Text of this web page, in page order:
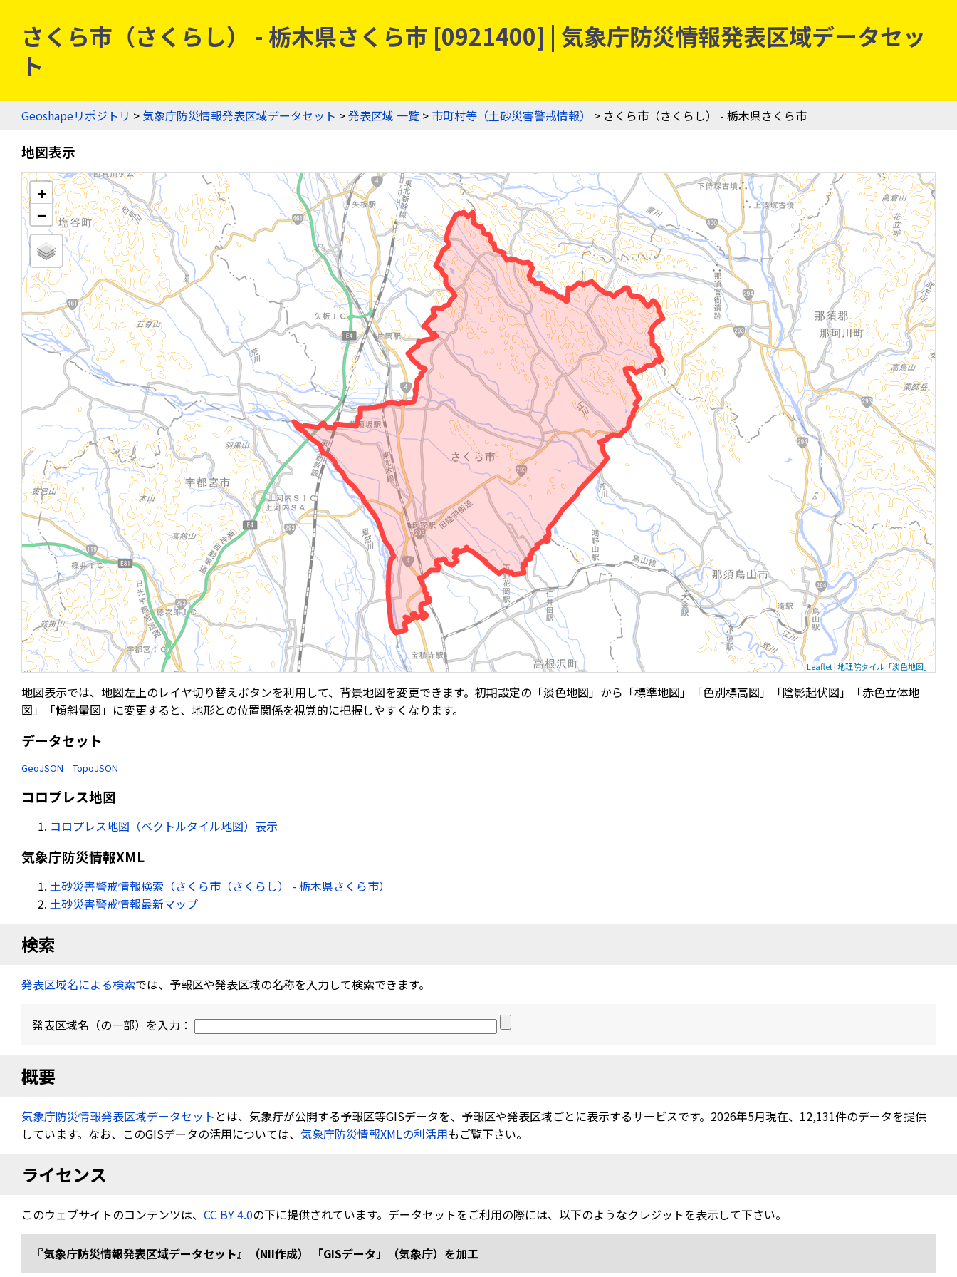
さくら市（さくらし） - 栃木県さくら市 [0921400] | 気象庁防災情報発表区域データセッ
ト
Geoshapeリポジトリ >気象庁防災情報発表区域データセット >発表区域 一覧 > 市町村等（土砂災害警戒情報） > さくら市（さくらし） - 栃木県さくら市
地図表示
+
−
Leaflet|地理院タイル「淡色地図」
地図表示では、地図左上のレイヤ切り替えボタンを利用して、背景地図を変更できます。初期設定の「淡色地図」から「標準地図」「色別標高図」「陰影起伏図」「赤色立体地
図」「傾斜量図」に変更すると、地形との位置関係を視覚的に把握しやすくなります。
データセット
GeoJSON TopoJSON
コロプレス地図
コロプレス地図（ベクトルタイル地図）表示
気象庁防災情報XML
土砂災害警戒情報検索（さくら市（さくらし） - 栃木県さくら市）
土砂災害警戒情報最新マップ
検索
発表区域名による検索では、予報区や発表区域の名称を入力して検索できます。
発表区域名（の一部）を入力：
概要
気象庁防災情報発表区域データセット とは、気象疔が公開する予報区等GISデータを、予報区や発表区域ごとに表示するサービスです。2026年5月現在、12,131件のデータを提供
しています。なお、このGISデータの活用については、 気象庁防災情報XMLの利活用もご覧下さい。
ライセンス
このウェブサイトのコンテンツは、 CC BY 4.0の下に提供されています。データセットをご利用の際には、以下のようなクレジットを表示して下さい。
『気象庁防災情報発表区域データセット』（NII作成） 「GISデータ」（気象庁）を加工